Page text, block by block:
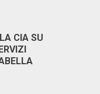
CIA SU